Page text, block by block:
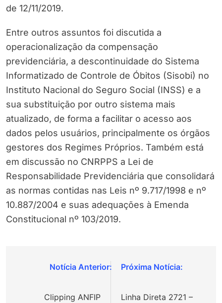
de 12/11/2019.
Entre outros assuntos foi discutida a
operacionalização da compensação
previdenciária, a descontinuidade do Sistema
Informatizado de Controle de Óbitos (Sisobi) no
Instituto Nacional do Seguro Social (INSS) e a
sua substituição por outro sistema mais
atualizado, de forma a facilitar o acesso aos
dados pelos usuários, principalmente os órgãos
gestores dos Regimes Próprios. Também está
em discussão no CNRPPS a Lei de
Responsabilidade Previdenciária que consolidará
as normas contidas nas Leis nº 9.717/1998 e nº
10.887/2004 e suas adequações à Emenda
Constitucional nº 103/2019.
Navegação
Clipping ANFIP
Linha Direta 2721 –